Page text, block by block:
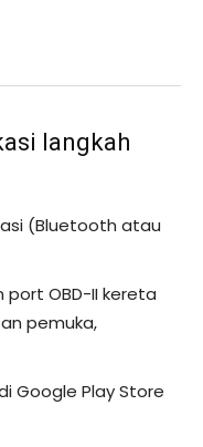
langkah
(Bluetooth atau
port OBD-II kereta
pemuka,
Google Play Store